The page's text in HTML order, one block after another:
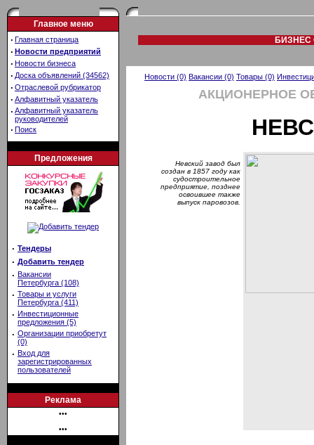
Главное меню
· Главная страница
· Новости предприятий
· Новости бизнеса
· Доска объявлений (34562)
· Отраслевой рубрикатор
· Алфавитный указатель
· Алфавитный указатель
руководителей
· Поиск
Предложения
· Тендеры
· Добавить тендер
· Вакансии
Петербурга (108)
· Товары и услуги
Петербурга (411)
· Инвестиционные
предложения (5)
· Организации приобретут
(0)
· Вход для
зарегистрированных
пользователей
Реклама
•••
•••
БИЗНЕС
Новости (0) Вакансии (0) Товары (0)
АКЦИОНЕРНОЕ
Невский завод был
создан в 1857 году как
судостроительное
предприятие, позднее
освоившее также
выпуск паровозов.